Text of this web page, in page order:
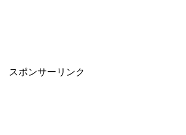
スポンサーリンク